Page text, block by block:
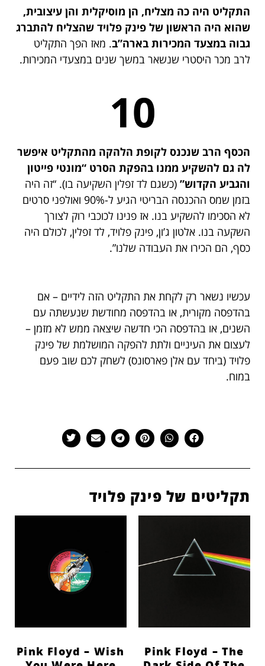
התקליט היה כה מצליח, הן מוסיקלית והן עיצובית,
שהוא היה הראשון של פינק פלויד שהצליח להתברג
גבוה במצעד המכירות בארה”ב. מאז הפך התקליט
לרב מכר היסטרי שנשאר במשך שנים במצעדי המכירות.
10
הכסף הרב שנכנס לקופת הלהקה מהתקליט איפשר
לה גם להשקיע ממנו בהפקת הסרט “מונטי פייטון
והגביע הקדוש” (כשגם לד זפלין השקיעה בו). “זה היה
בזמן שמס ההכנסה הבריטי הגיע ל-90% ואולפני סרטים
לא הסכימו להשקיע בנו. אז פנינו לכוכבי רוק לצורך
השקעה בנו. אלטון ג’ון, פינק פלויד, לד זפלין, לכולם היה
כסף, הם הכירו את העבודה שלנו”.
עכשיו נשאר רק לקחת את התקליט הזה לידיים – אם
בהדפסה מקורית, או בהדפסה מחודשת שנעשתה עם
השנים, או בהדפסה הכי חדשה שיצאה ממש לא מזמן –
לעצום את העיניים ולתת להפקה המושלמת של פינק
פלויד (ביחד עם אלן פארסונס) לשחק לכם שוב פעם
במוח.
תקליטים של פינק פלויד
Pink Floyd – The
Pink Floyd – Wish